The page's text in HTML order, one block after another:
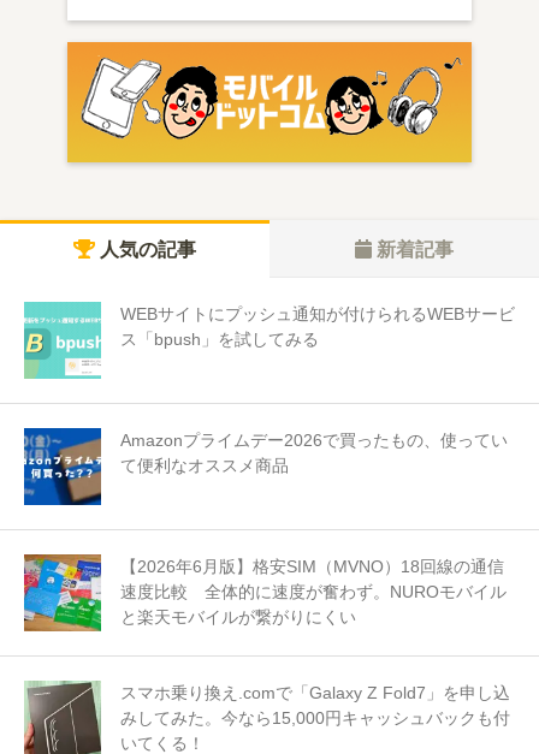
人気の記事 新着記事
WEBサイトにプッシュ通知が付けられるWEBサービ
ス「bpush」を試してみる
Amazonプライムデー2026で買ったもの、使ってい
て便利なオススメ商品
【2026年6月版】格安SIM（MVNO）18回線の通信
速度比較 全体的に速度が奮わず。NUROモバイル
と楽天モバイルが繋がりにくい
スマホ乗り換え.comで「Galaxy Z Fold7」を申し込
みしてみた。今なら15,000円キャッシュバックも付
いてくる！